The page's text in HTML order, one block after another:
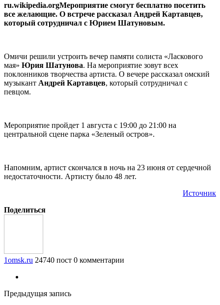
ru.wikipedia.orgМероприятие смогут бесплатно посетить
все желающие. О встрече рассказал Андрей Картавцев,
который сотрудничал с Юрием Шатуновым.
Омичи решили устроить вечер памяти солиста «Ласкового
мая» Юрия Шатунова. На мероприятие зовут всех
поклонников творчества артиста. О вечере рассказал омский
музыкант Андрей Картавцев, который сотрудничал с
певцом.
Мероприятие пройдет 1 августа с 19:00 до 21:00 на
центральной сцене парка «Зеленый остров».
Напомним, артист скончался в ночь на 23 июня от сердечной
недостаточности. Артисту было 48 лет.
Источник
Поделиться
1omsk.ru 24740 пост 0 комментарии
Предыдущая запись